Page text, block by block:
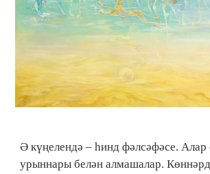
Ә күңелендә – һинд фәлсәфәсе.
урыннары белән алмашалар.